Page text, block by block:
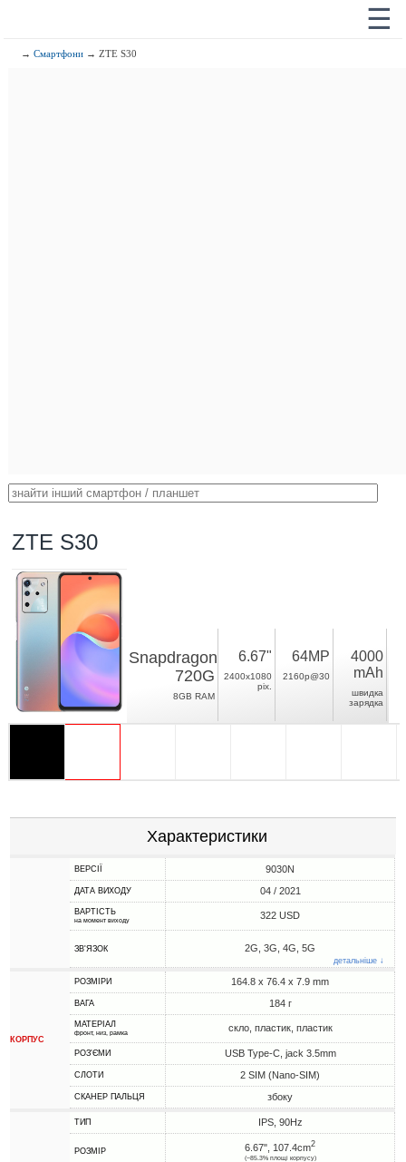
☰
→Смартфони → ZTE S30
ZTE S30
Snapdragon
720G
8GB RAM
6.67"
2400x1080
pix.
64MP
2160p@30
4000
mAh
швидка
зарядка
Характеристики
ВЕРСІЇ 9030N
ДАТА ВИХОДУ 04 / 2021
ВАРТІСТЬ
на момент виходу 322 USD
ЗВ'ЯЗОК 2G, 3G, 4G, 5G
детальніше ↓
КОРПУС
РОЗМІРИ 164.8 x 76.4 x 7.9 mm
ВАГА 184 г
МАТЕРІАЛ
фронт, низ, рамка скло, пластик, пластик
РОЗ'ЄМИ USB Type-C, jack 3.5mm
СЛОТИ 2 SIM (Nano-SIM)
СКАНЕР ПАЛЬЦЯ збоку
ТИП IPS, 90Hz
РОЗМІР 6.67", 107.4cm2
(~85.3% площі корпусу)